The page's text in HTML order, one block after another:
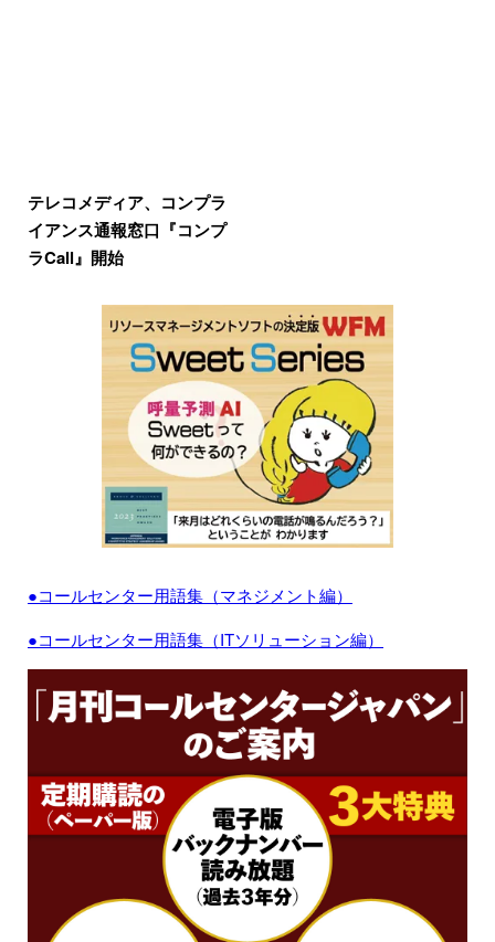
テレコメディア、コンプラ
イアンス通報窓口『コンプ
ラCall』開始
●コールセンター用語集（マネジメント編）
●コールセンター用語集（ITソリューション編）